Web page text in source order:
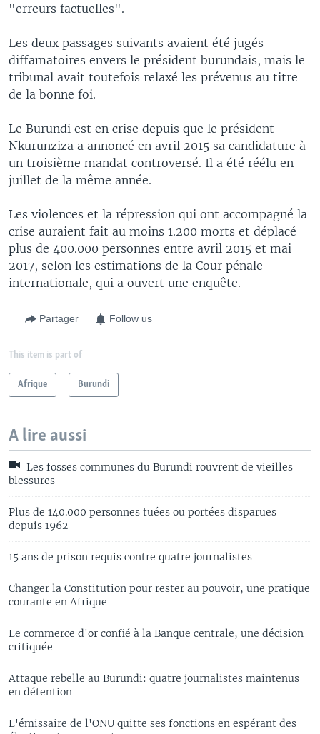
"erreurs factuelles".
Les deux passages suivants avaient été jugés
diffamatoires envers le président burundais, mais le
tribunal avait toutefois relaxé les prévenus au titre
de la bonne foi.
Le Burundi est en crise depuis que le président
Nkurunziza a annoncé en avril 2015 sa candidature à
un troisième mandat controversé. Il a été réélu en
juillet de la même année.
Les violences et la répression qui ont accompagné la
crise auraient fait au moins 1.200 morts et déplacé
plus de 400.000 personnes entre avril 2015 et mai
2017, selon les estimations de la Cour pénale
internationale, qui a ouvert une enquête.
Partager Follow us
This item is part of
Afrique Burundi
A lire aussi
Les fosses communes du Burundi rouvrent de vieilles
blessures
Plus de 140.000 personnes tuées ou portées disparues
depuis 1962
15 ans de prison requis contre quatre journalistes
Changer la Constitution pour rester au pouvoir, une pratique
courante en Afrique
Le commerce d'or confié à la Banque centrale, une décision
critiquée
Attaque rebelle au Burundi: quatre journalistes maintenus
en détention
L'émissaire de l'ONU quitte ses fonctions en espérant des